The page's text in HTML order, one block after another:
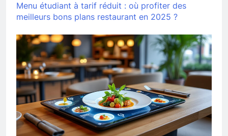
Menu étudiant à tarif réduit : où profiter des
meilleurs bons plans restaurant en 2025 ?